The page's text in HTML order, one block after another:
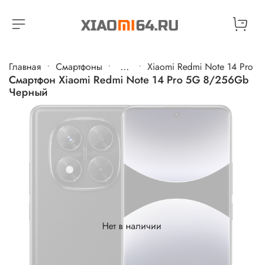
Главная Cмартфоны ... Xiaomi Redmi Note 14 Pro
Смартфон Xiaomi Redmi Note 14 Pro 5G 8/256Gb
Черный
Нет в наличии